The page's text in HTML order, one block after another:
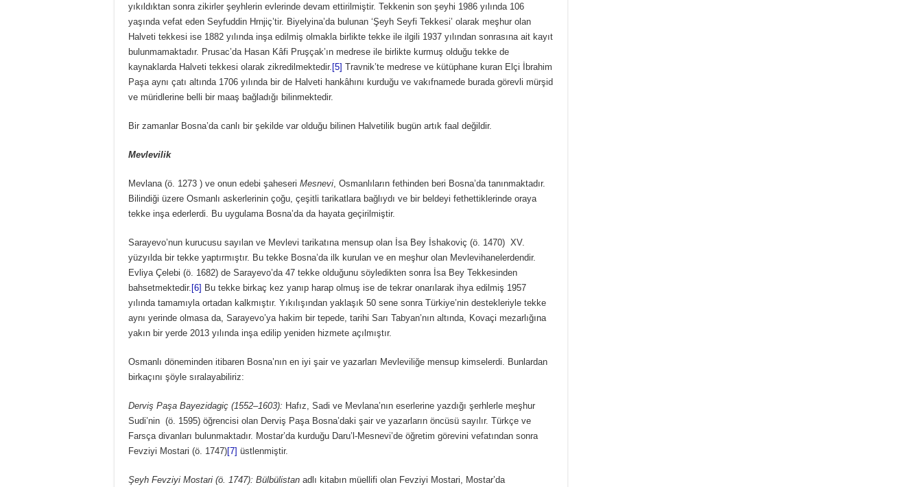
yıkıldıktan sonra zikirler şeyhlerin evlerinde devam ettirilmiştir. Tekkenin son şeyhi 1986 yılında 106
yaşında vefat eden Seyfuddin Hrnjiç’tir. Biyelyina’da bulunan ‘Şeyh Seyfi Tekkesi’ olarak meşhur olan
Halveti tekkesi ise 1882 yılında inşa edilmiş olmakla birlikte tekke ile ilgili 1937 yılından sonrasına ait kayıt
bulunmamaktadır. Prusac’da Hasan Kâfi Pruşçak’ın medrese ile birlikte kurmuş olduğu tekke de
kaynaklarda Halveti tekkesi olarak zikredilmektedir. [5] Travnik’te medrese ve kütüphane kuran Elçi İbrahim
Paşa aynı çatı altında 1706 yılında bir de Halveti hankâhını kurduğu ve vakıfnamede burada görevli mürşid
ve müridlerine belli bir maaş bağladığı bilinmektedir.
Bir zamanlar Bosna’da canlı bir şekilde var olduğu bilinen Halvetilik bugün artık faal değildir.
Mevlevilik
Mevlana (ö. 1273 ) ve onun edebi şaheseri Mesnevi , Osmanlıların fethinden beri Bosna’da tanınmaktadır.
Bilindiği üzere Osmanlı askerlerinin çoğu, çeşitli tarikatlara bağlıydı ve bir beldeyi fethettiklerinde oraya
tekke inşa ederlerdi. Bu uygulama Bosna’da da hayata geçirilmiştir.
Sarayevo’nun kurucusu sayılan ve Mevlevi tarikatına mensup olan İsa Bey İshakoviç (ö. 1470) XV.
yüzyılda bir tekke yaptırmıştır. Bu tekke Bosna’da ilk kurulan ve en meşhur olan Mevlevihanelerdendir.
Evliya Çelebi (ö. 1682) de Sarayevo’da 47 tekke olduğunu söyledikten sonra İsa Bey Tekkesinden
bahsetmektedir. [6] Bu tekke birkaç kez yanıp harap olmuş ise de tekrar onarılarak ihya edilmiş 1957
yılında tamamıyla ortadan kalkmıştır. Yıkılışından yaklaşık 50 sene sonra Türkiye’nin destekleriyle tekke
aynı yerinde olmasa da, Sarayevo’ya hakim bir tepede, tarihi Sarı Tabyan’nın altında, Kovaçi mezarlığına
yakın bir yerde 2013 yılında inşa edilip yeniden hizmete açılmıştır.
Osmanlı döneminden itibaren Bosna’nın en iyi şair ve yazarları Mevleviliğe mensup kimselerdi. Bunlardan
birkaçını şöyle sıralayabiliriz:
Derviş Paşa Bayezidagiç (1552–1603): Hafız, Sadi ve Mevlana’nın eserlerine yazdığı şerhlerle meşhur
Sudi’nin (ö. 1595) öğrencisi olan Derviş Paşa Bosna’daki şair ve yazarların öncüsü sayılır. Türkçe ve
Farsça divanları bulunmaktadır. Mostar’da kurduğu Daru’l-Mesnevi’de öğretim görevini vefatından sonra
Fevziyi Mostari (ö. 1747)[7] üstlenmiştir.
Şeyh Fevziyi Mostari (ö. 1747): Bülbülistan adlı kitabın müellifi olan Fevziyi Mostari, Mostar’da